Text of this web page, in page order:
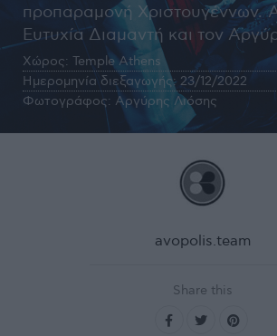
προπαραμονή Χριστουγέννων.
Ευτυχία Διαμαντή και τον
Χώρος: Temple Athens
Ημερομηνία διεξαγωγής: 23/12/2022
Φωτογράφος: Αργύρης Λιόσης
avopolis.team
Share this